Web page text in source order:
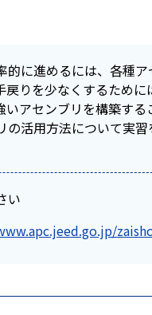
的に進めるには、各種
戻りを少なくするため
いアセンブリを構築す
の活用方法について実
い